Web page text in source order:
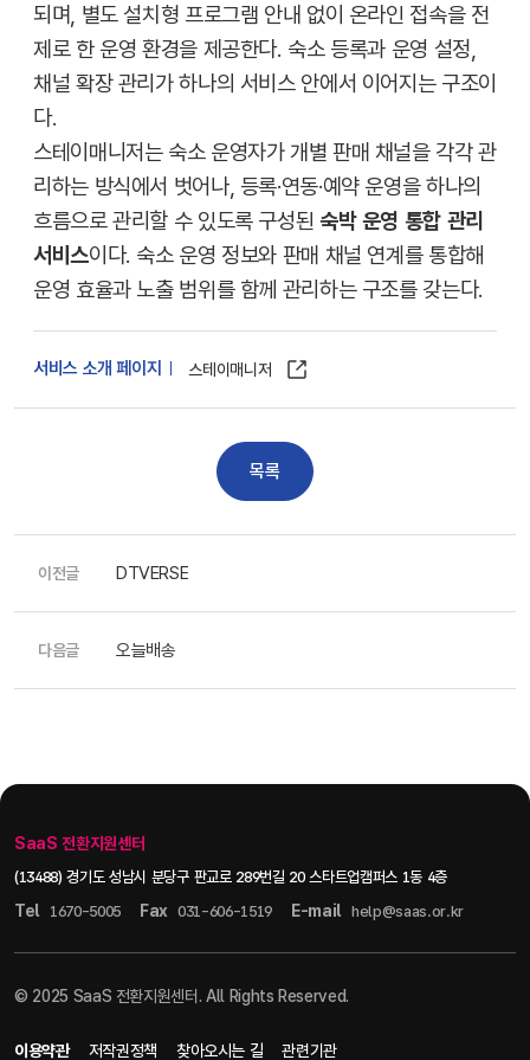
되며, 별도 설치형 프로그램 안내 없이 온라인 접속을 전
제로 한 운영 환경을 제공한다. 숙소 등록과 운영 설정,
채널 확장 관리가 하나의 서비스 안에서 이어지는 구조이
다.
스테이매니저는 숙소 운영자가 개별 판매 채널을 각각 관
리하는 방식에서 벗어나, 등록·연동·예약 운영을 하나의
흐름으로 관리할 수 있도록 구성된 숙박 운영 통합 관리
서비스이다. 숙소 운영 정보와 판매 채널 연계를 통합해
운영 효율과 노출 범위를 함께 관리하는 구조를 갖는다.
서비스 소개 페이지 스테이매니저
목록
이전글 DTVERSE
다음글 오늘배송
SaaS 전환지원센터
(13488) 경기도 성남시 분당구 판교로 289번길 20 스타트업캠퍼스 1동 4층
Tel 1670-5005 Fax 031-606-1519 E-mail help@saas.or.kr
© 2025 SaaS 전환지원센터. All Rights Reserved.
이용약관 저작권정책 찾아오시는 길 관련기관